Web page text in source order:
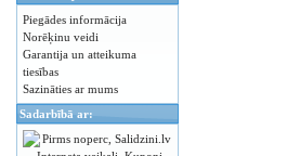
Piegādes informācija
Norēķinu veidi
Garantija un atteikuma
tiesības
Sazināties ar mums
Sadarbībā ar: